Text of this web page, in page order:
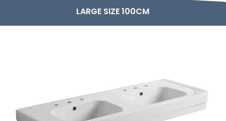
LARGE SIZE 100CM